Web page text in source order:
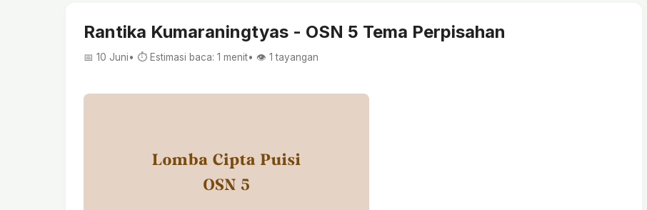
Rantika Kumaraningtyas - OSN 5 Tema Perpisahan
📅 10 Juni• ⏱ Estimasi baca: 1 menit• 👁️ 1 tayangan